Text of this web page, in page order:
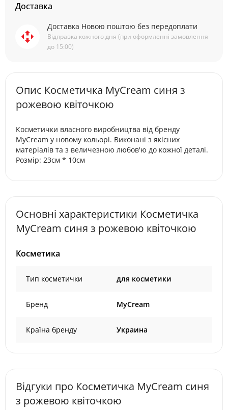
Доставка
Доставка Новою поштою без передоплати
Відправка кожного дня (при оформленні замовлення
до 15:00)
Опис Косметичка MyCream синя з
рожевою квіточкою
Косметички власного виробництва від бренду
MyCream у новому кольорі. Виконані з якісних
матеріалів та з величезною любов'ю до кожної деталі.
Розмір: 23см * 10см
Основні характеристики Косметичка
MyCream синя з рожевою квіточкою
Косметика
Тип косметички для косметики
Бренд MyCream
Країна бренду Украина
Відгуки про Косметичка MyCream синя
з рожевою квіточкою